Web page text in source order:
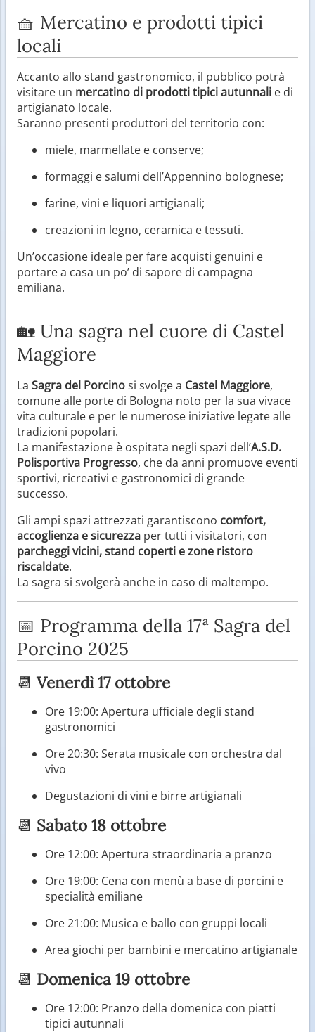
🧺 Mercatino e prodotti tipici
locali
Accanto allo stand gastronomico, il pubblico potrà
visitare un mercatino di prodotti tipici autunnali e di
artigianato locale.
Saranno presenti produttori del territorio con:
miele, marmellate e conserve;
formaggi e salumi dell’Appennino bolognese;
farine, vini e liquori artigianali;
creazioni in legno, ceramica e tessuti.
Un’occasione ideale per fare acquisti genuini e
portare a casa un po’ di sapore di campagna
emiliana.
🏡 Una sagra nel cuore di Castel
Maggiore
La Sagra del Porcinosi svolge a Castel Maggiore,
comune alle porte di Bologna noto per la sua vivace
vita culturale e per le numerose iniziative legate alle
tradizioni popolari.
La manifestazione è ospitata negli spazi dell’A.S.D.
Polisportiva Progresso, che da anni promuove eventi
sportivi, ricreativi e gastronomici di grande
successo.
Gli ampi spazi attrezzati garantiscono comfort,
accoglienza e sicurezza per tutti i visitatori, con
parcheggi vicini, stand coperti e zone ristoro
riscaldate.
La sagra si svolgerà anche in caso di maltempo.
📅 Programma della 17ª Sagra del
Porcino 2025
📆 Venerdì 17 ottobre
Ore 19:00: Apertura ufficiale degli stand
gastronomici
Ore 20:30: Serata musicale con orchestra dal
vivo
Degustazioni di vini e birre artigianali
📆 Sabato 18 ottobre
Ore 12:00: Apertura straordinaria a pranzo
Ore 19:00: Cena con menù a base di porcini e
specialità emiliane
Ore 21:00: Musica e ballo con gruppi locali
Area giochi per bambini e mercatino artigianale
📆 Domenica 19 ottobre
Ore 12:00: Pranzo della domenica con piatti
tipici autunnali